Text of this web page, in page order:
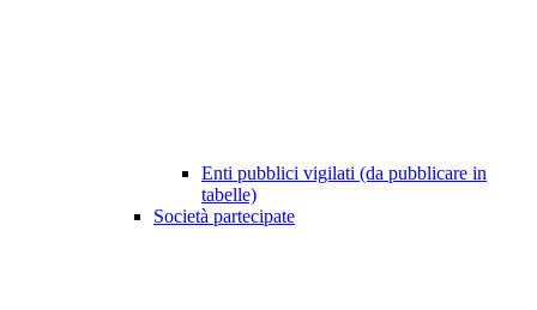
Enti pubblici vigilati (da pubblicare in
tabelle)
Società partecipate